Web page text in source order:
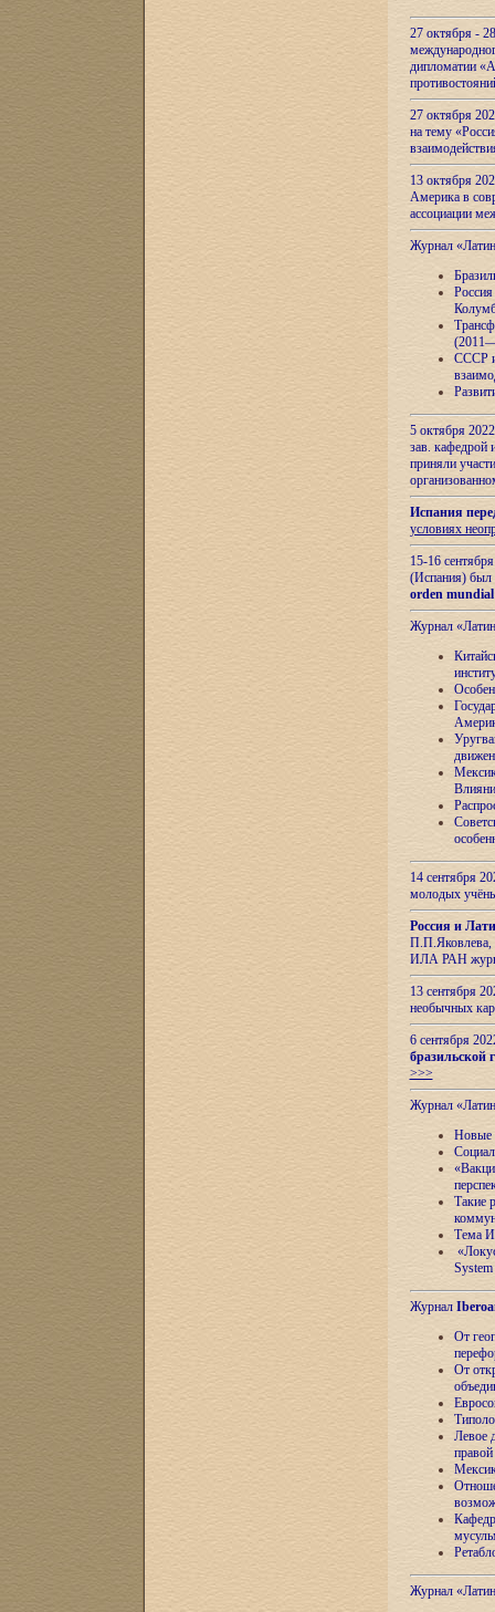
27 октября -
дипломатии
27 октября
на тему
13 октября
Америка в
ассоциации
Журнал
СССР и
5 октября
зав.
приняли
Испания
условиях
15-16
(Испания) был
orden
Журнал
14 сентября
молодых
Россия и
П.П.Яковлева,
ИЛА РАН
13 сентября
необычных
6 сентября
бразильской
>>>
Журнал
Новые
Такие
Тема
Журнал
От
От
Левое
Журнал